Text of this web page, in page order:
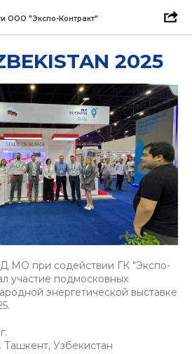
ООО "Экспо-Контракт"
2025
МО при содействии ГК "Экспо-
участие подмосковных
энергетической выставке
Узбекистан